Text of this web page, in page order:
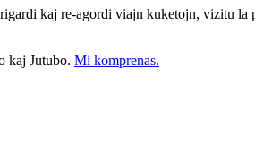
kaj re-agordi viajn kuketojn, vizitu la
kaj Jutubo. Mi komprenas.